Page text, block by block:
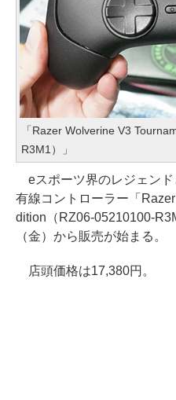
「Razer Wolverine V3
R3M1）」
eスポーツ界のレジェンド
有線コントローラー「
dition（RZ06-05210100-
（金）から販売が始まる。
店頭価格は17,380円。